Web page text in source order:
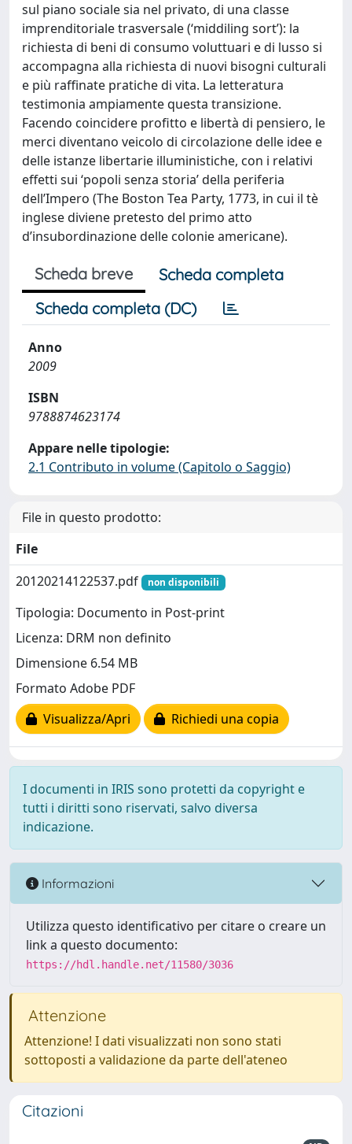
sul piano sociale sia nel privato, di una classe
imprenditoriale trasversale (‘middiling sort’): la
richiesta di beni di consumo voluttuari e di lusso si
accompagna alla richiesta di nuovi bisogni culturali
e più raffinate pratiche di vita. La letteratura
testimonia ampiamente questa transizione.
Facendo coincidere profitto e libertà di pensiero, le
merci diventano veicolo di circolazione delle idee e
delle istanze libertarie illuministiche, con i relativi
effetti sui ‘popoli senza storia’ della periferia
dell’Impero (The Boston Tea Party, 1773, in cui il tè
inglese diviene pretesto del primo atto
d’insubordinazione delle colonie americane).
Scheda breve
Scheda completa
Scheda completa (DC)
Anno
2009
ISBN
9788874623174
Appare nelle tipologie:
2.1 Contributo in volume (Capitolo o Saggio)
File in questo prodotto:
File
20120214122537.pdf
non disponibili
Tipologia: Documento in Post-print
Licenza: DRM non definito
Dimensione 6.54 MB
Formato Adobe PDF
Visualizza/Apri
Richiedi una copia
I documenti in IRIS sono protetti da copyright e
tutti i diritti sono riservati, salvo diversa
indicazione.
Informazioni
Utilizza questo identificativo per citare o creare un
link a questo documento:
https://hdl.handle.net/11580/3036
Attenzione
Attenzione! I dati visualizzati non sono stati
sottoposti a validazione da parte dell'ateneo
Citazioni